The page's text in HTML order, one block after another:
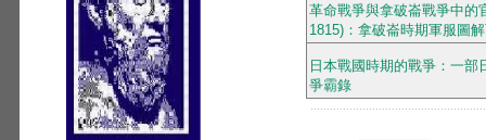
革命戰爭與拿破崙戰爭中的
1815)：拿破崙時期軍服圖
日本戰國時期的戰爭：一部
爭霸錄